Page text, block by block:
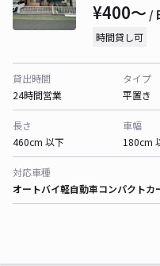
¥400〜 /
時間貸し可
貸出時間
24時間営業
タイプ
平置き
長さ
460cm 以下
車幅
180cm
対応車種
オートバイ軽自動車コンパクトカ